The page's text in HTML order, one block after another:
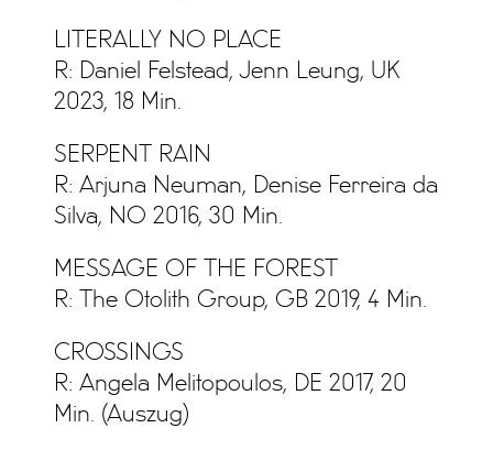
LITERALLY NO PLACE
R: Daniel Felstead, Jenn Leung, UK
2023, 18 Min.
SERPENT RAIN
R: Arjuna Neuman, Denise Ferreira da
Silva, NO 2016, 30 Min.
MESSAGE OF THE FOREST
R: The Otolith Group, GB 2019, 4 Min.
CROSSINGS
R: Angela Melitopoulos, DE 2017, 20
Min. (Auszug)